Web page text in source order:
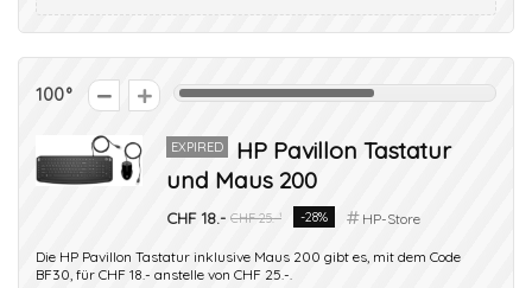
100
EXPIRED
HP Pavillon Tastatur
und Maus 200
CHF 18.- CHF 25.-¹ -28% HP-Store
Die HP Pavillon Tastatur inklusive Maus 200 gibt es, mit dem Code
BF30, für CHF 18.- anstelle von CHF 25.-.